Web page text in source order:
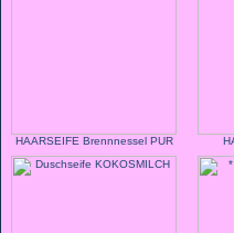
HAARSEIFE Brennnessel PUR